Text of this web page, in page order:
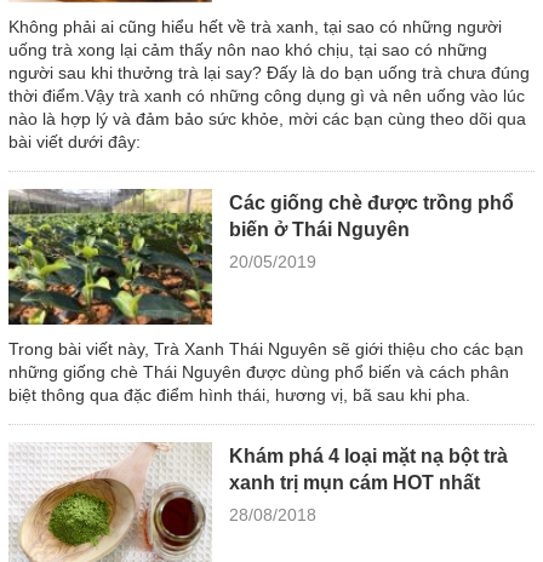
Không phải ai cũng hiểu hết về trà xanh, tại sao có những người
uống trà xong lại cảm thấy nôn nao khó chịu, tại sao có những
người sau khi thưởng trà lại say? Đấy là do bạn uống trà chưa đúng
thời điểm.​​​​​​​ Vậy trà xanh có những công dụng gì và nên uống vào lúc
nào là hợp lý và đảm bảo sức khỏe, mời các bạn cùng theo dõi qua
bài viết dưới đây:
Các giống chè được trồng phổ
biến ở Thái Nguyên
20/05/2019
Trong bài viết này, Trà Xanh Thái Nguyên sẽ giới thiệu cho các bạn
những giống chè Thái Nguyên được dùng phổ biến và cách phân
biệt thông qua đặc điểm hình thái, hương vị, bã sau khi pha.
Khám phá 4 loại mặt nạ bột trà
xanh trị mụn cám HOT nhất
28/08/2018